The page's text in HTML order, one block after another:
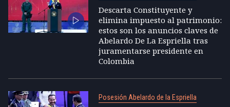
Descarta Constituyente y
elimina impuesto al patrimonio:
estos son los anuncios claves de
Abelardo De La Espriella tras
juramentarse presidente en
Colombia
Posesión Abelardo de la Espriella